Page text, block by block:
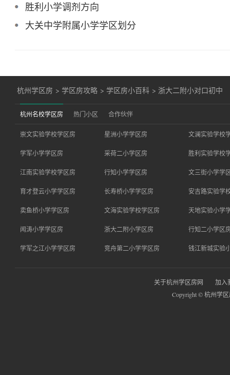
胜利小学调剂方向
大关中学附属小学学区划分
杭州学区房 > 学区房攻略 > 学区房小百科 > 浙大二附小对口初中
杭州名校学区房 热门小区 合作伙伴
崇文实验学校学区房 星洲小学学区房 文澜实验学校
学军小学学区房 采荷二小学区房 胜利实验学校
江南实验学校学区房 行知小学学区房 文三街小学学
育才登云小学学区房 长寿桥小学学区房 安吉路实验学
卖鱼桥小学学区房 文海实验学校学区房 天地实验小学
闻涛小学学区房 浙大二附小学区房 行知二小学区
学军之江小学学区房 竞舟第二小学学区房 钱江新城实验
关于杭州学区房网
加入
Copyright © 杭州学